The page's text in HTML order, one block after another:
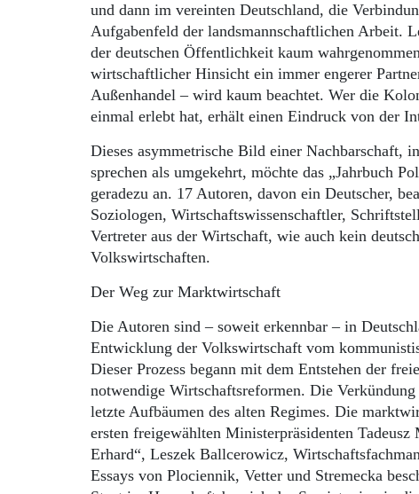
und dann im vereinten Deutschland, die
Aufgabenfeld der landsmannschaftlichen Arbeit.
der deutschen Öffentlichkeit kaum
wirtschaftlicher Hinsicht ein immer engerer
Außenhandel – wird kaum beachtet. Wer die
einmal erlebt hat, erhält einen Eindruck von der
Dieses asymmetrische Bild einer Nachbarschaft,
sprechen als umgekehrt, möchte das „Jahrbuch
geradezu an. 17 Autoren, davon ein Deutscher,
Soziologen, Wirtschaftswissenschaftler,
Vertreter aus der Wirtschaft, wie auch kein
Volkswirtschaften.
Der Weg zur Marktwirtschaft
Die Autoren sind – soweit erkennbar – in
Entwicklung der Volkswirtschaft vom
Dieser Prozess begann mit dem Entstehen der
notwendige Wirtschaftsreformen. Die
letzte Aufbäumen des alten Regimes. Die
ersten freigewählten Ministerpräsidenten
Erhard“, Leszek Ballcerowicz,
Essays von Plociennik, Vetter und Stremecka